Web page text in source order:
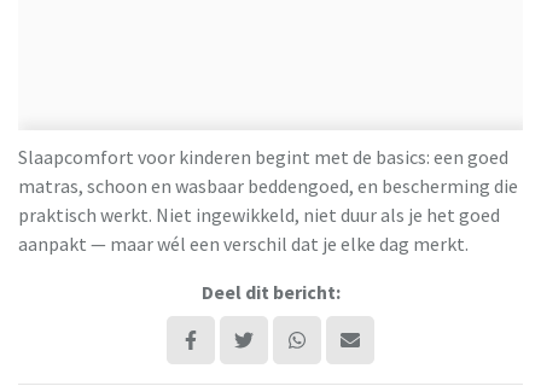
Slaapcomfort voor kinderen begint met de basics: een goed
matras, schoon en wasbaar beddengoed, en bescherming die
praktisch werkt. Niet ingewikkeld, niet duur als je het goed
aanpakt — maar wél een verschil dat je elke dag merkt.
Deel dit bericht: